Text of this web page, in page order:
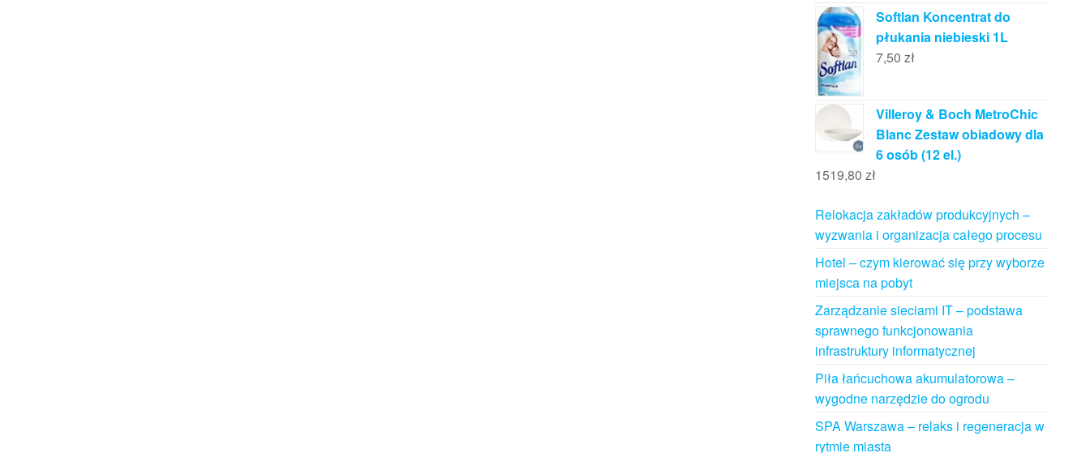
Softlan Koncentrat do
płukania niebieski 1L
7,50 zł
Villeroy & Boch MetroChic
Blanc Zestaw obiadowy dla
6 osób (12 el.)
1519,80 zł
Relokacja zakładów produkcyjnych –
wyzwania i organizacja całego procesu
Hotel – czym kierować się przy wyborze
miejsca na pobyt
Zarządzanie sieciami IT – podstawa
sprawnego funkcjonowania
infrastruktury informatycznej
Piła łańcuchowa akumulatorowa –
wygodne narzędzie do ogrodu
SPA Warszawa – relaks i regeneracja w
rytmie miasta